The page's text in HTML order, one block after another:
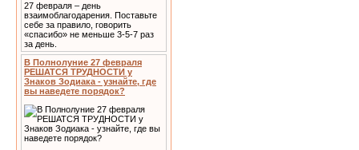
27 февраля – день
взаимоблагодарения. Поставьте
себе за правило, говорить
«спасибо» не меньше 3-5-7 раз
за день.
В Полнолуние 27 февраля
РЕШАТСЯ ТРУДНОСТИ у
Знаков Зодиака - узнайте, где
вы наведете порядок?